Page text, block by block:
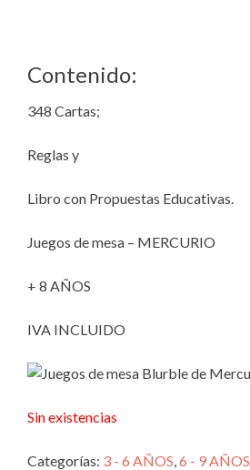
Contenido:
348 Cartas;
Reglas y
Libro con Propuestas Educativas.
Juegos de mesa – MERCURIO
+ 8 AÑOS
IVA INCLUIDO
Sin existencias
Categorías: 3 - 6 AÑOS 6 - 9 AÑOS